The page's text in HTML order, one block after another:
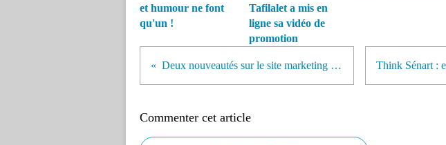
et humour ne font
qu'un !
Tafilalet a mis en
ligne sa vidéo de
promotion
Deux nouveautés sur le site marketing territorial.org
Commenter cet article